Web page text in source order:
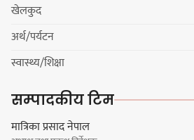
खेलकुद
अर्थ/पर्यटन
स्वास्थ्य/शिक्षा
सम्पादकीय टिम
मात्रिका प्रसाद नेपाल